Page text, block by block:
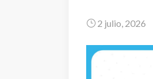
2 julio, 2026